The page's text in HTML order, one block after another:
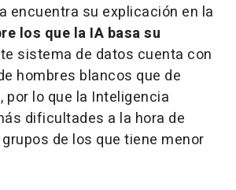
encuentra su explicación en la
los que la IA basa su
sistema de datos cuenta con
hombres blancos que de
por lo que la Inteligencia
dificultades a la hora de
de los que tiene menor